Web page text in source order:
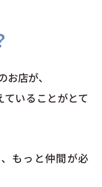
店が、
いることがとて
もっと仲間が必